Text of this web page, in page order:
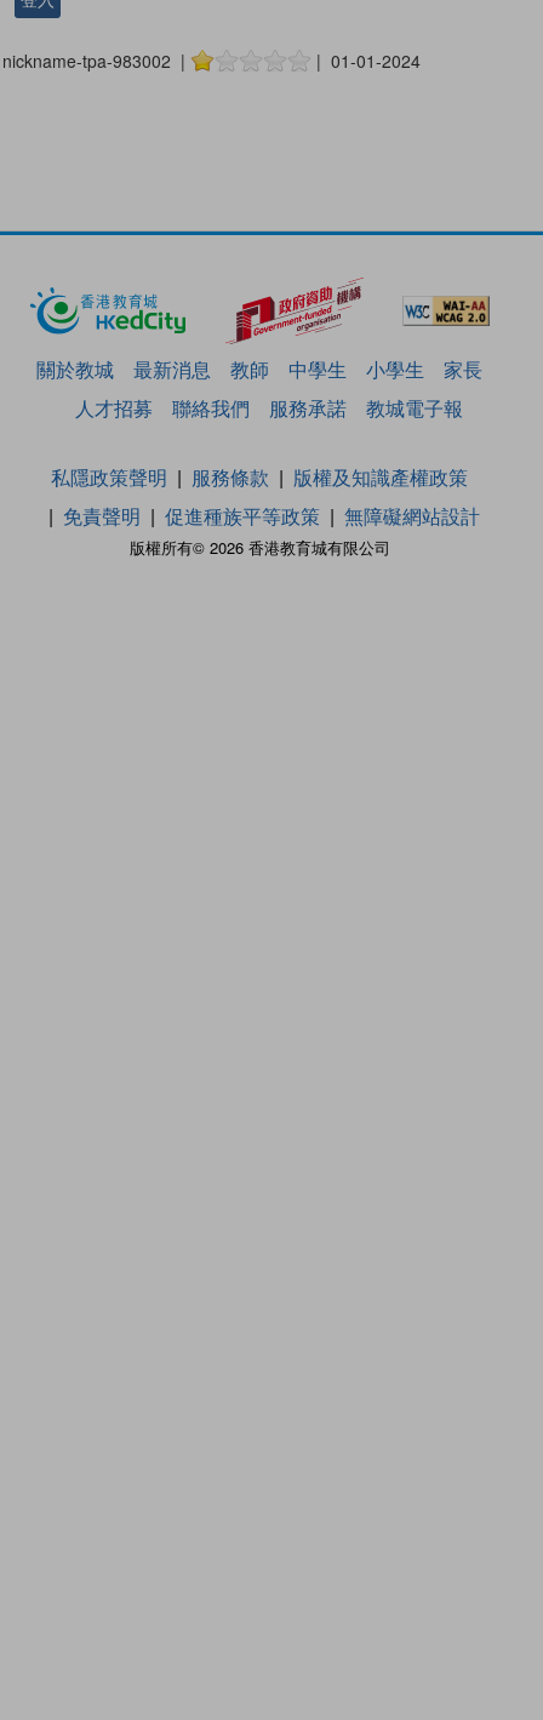
nickname-tpa-983002 | | 01-01-2024
關於教城 最新消息 教師 中學生 小學生
家長
人才招募
聯絡我們 服務承諾 教城電子報
版權所有© 2026 香港教育城有限公司
私隱政策聲明 服務條款
版權及知識產權政策
免責聲明
促進種族平等政策 無障礙網站設計